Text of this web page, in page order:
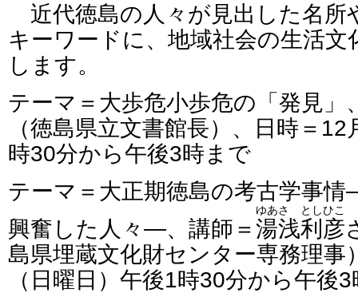
近代徳島の人々が見出した名所
キーワードに、地域社会の生活
します。
テーマ＝大歩危小歩危の「発見」
（徳島県立文書館長）、日時＝
時30分から午後3時まで
テーマ＝大正期徳島の考古学事
興奮した人々―、講師＝湯浅利彦
ゆあさ としひこ
島県埋蔵文化財センター専務理事
（日曜日）午後1時30分から午後